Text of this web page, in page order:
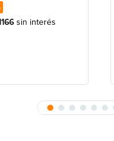
sin interés